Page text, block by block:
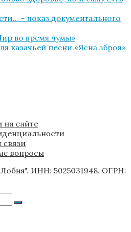
– показ документального
во время чумы»
казачьей песни «Ясна зброя»
на сайте
вопросы
ИНН: 5025031948. ОГРН: